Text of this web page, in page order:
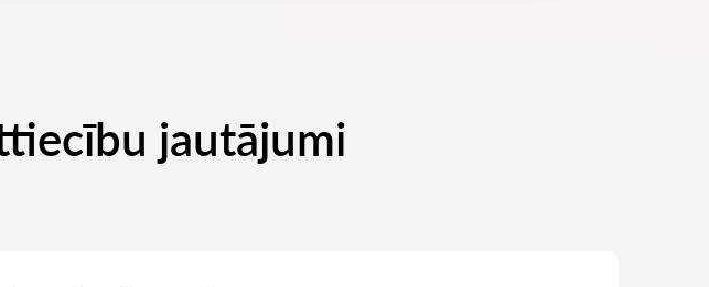
jautājumi